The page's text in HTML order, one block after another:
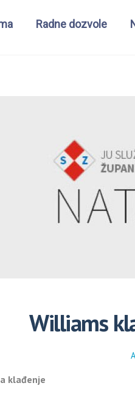
Radne dozvole
Williams
klađenje